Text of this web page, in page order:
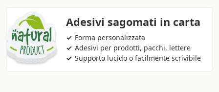
Adesivi sagomati in carta
Forma personalizzata
Adesivi per prodotti, pacchi, lettere
Supporto lucido o facilmente scrivibile